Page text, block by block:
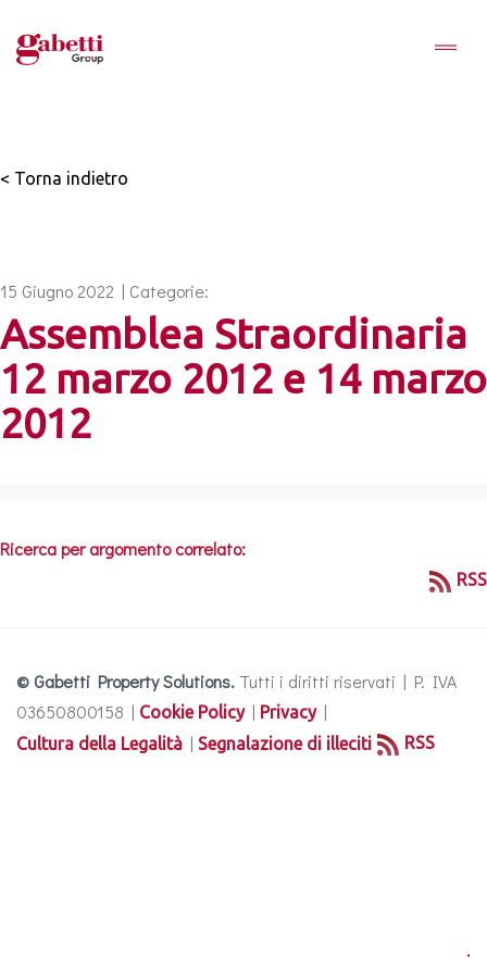
< Torna indietro
15 Giugno 2022 | Categorie:
Assemblea Straordinaria
12 marzo 2012 e 14 marzo
2012
Ricerca per argomento correlato:
RSS
© Gabetti Property Solutions. Tutti i diritti riservati | P. IVA
03650800158 | Cookie Policy| Privacy|
Cultura della Legalità | Segnalazione di illeciti RSS